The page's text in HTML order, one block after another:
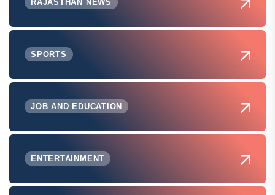
RAJASTHAN NEWS
SPORTS
JOB AND EDUCATION
ENTERTAINMENT